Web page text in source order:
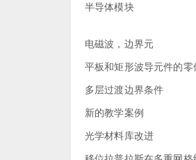
半导体模块
电磁波，边界元
平板和矩形波导元件的零
多层过渡边界条件
新的教学案例
光学材料库改进